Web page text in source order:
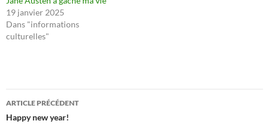
19 janvier 2025
Dans "informations
culturelles"
Navigation
des
ARTICLE PRÉCÉDENT
Happy new year!